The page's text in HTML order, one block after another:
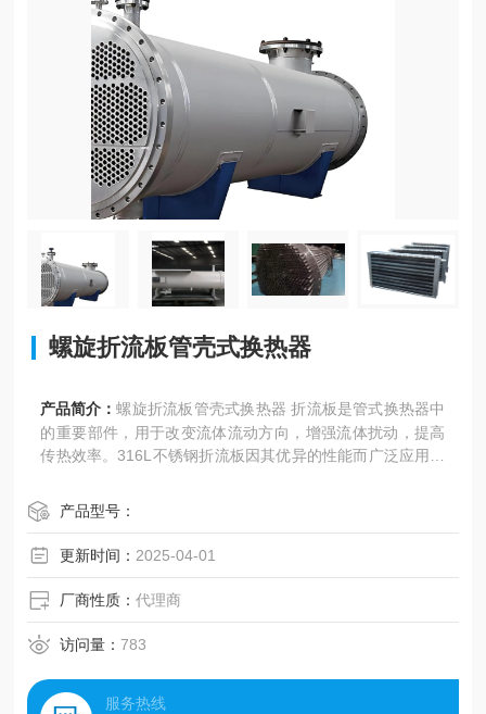
螺旋折流板管壳式换热器
产品简介：螺旋折流板管壳式换热器 折流板是管式换热器中
的重要部件，用于改变流体流动方向，增强流体扰动，提高
传热效率。316L不锈钢折流板因其优异的性能而广泛应用于
产品型号：
更新时间： 2025-04-01
厂商性质：代理商
访问量：783
服务热线